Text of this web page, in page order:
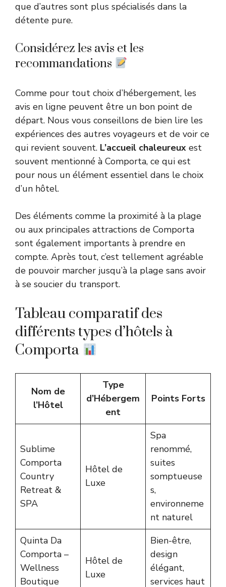
que d’autres sont plus spécialisés dans la
détente pure.
Considérez les avis et les
recommandations
Comme pour tout choix d’hébergement, les
avis en ligne peuvent être un bon point de
départ. Nous vous conseillons de bien lire les
expériences des autres voyageurs et de voir ce
qui revient souvent. L’accueil chaleureux est
souvent mentionné à Comporta, ce qui est
pour nous un élément essentiel dans le choix
d’un hôtel.
Des éléments comme la proximité à la plage
ou aux principales attractions de Comporta
sont également importants à prendre en
compte. Après tout, c’est tellement agréable
de pouvoir marcher jusqu’à la plage sans avoir
à se soucier du transport.
Tableau comparatif des
différents types d’hôtels à
Comporta
Nom de
l’Hôtel
Type
d’Hébergem
ent
Points Forts
Sublime
Comporta
Country
Retreat &
SPA
Hôtel de
Luxe
Spa
renommé,
suites
somptueuse
s,
environneme
nt naturel
Quinta Da
Comporta –
Wellness
Boutique
Hôtel de
Luxe
Bien-être,
design
élégant,
services haut